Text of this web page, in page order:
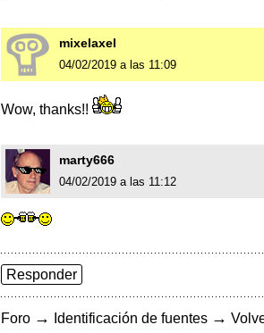
mixelaxel
04/02/2019 a las 11:09
Wow, thanks!!
marty666
04/02/2019 a las 11:12
Responder
Foro → Identificación de fuentes →